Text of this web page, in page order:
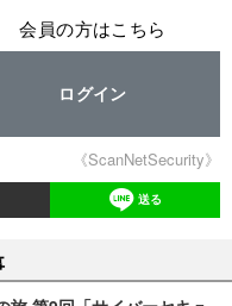
会員の方はこちら
ログイン
《ScanNetSecurity》
送る